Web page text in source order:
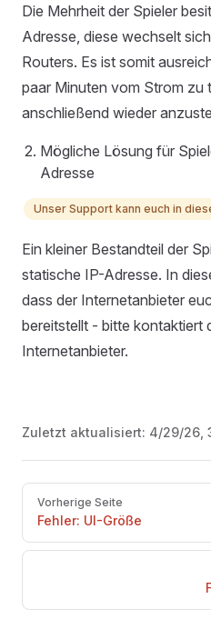
Die Mehrheit der Spieler
Adresse, diese wechselt
Routers. Es ist somit
paar Minuten vom Strom zu
anschließend wieder
Mögliche Lösung für
Adresse
Unser Support kann euch in
Ein kleiner Bestandteil der
statische IP-Adresse. In
dass der Internetanbieter
bereitstellt - bitte kontaktiert
Internetanbieter.
Zuletzt aktualisiert: 4/29/26,
PagerVorherige Seite
Fehler: UI-Größe